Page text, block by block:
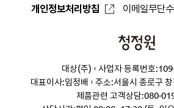
개인정보처리방침 이메일무단
청
원
대상(주)
사업자 등록번호
대표이사:임정배
주소:서울시 종로구
제품관련 고객상담:080-